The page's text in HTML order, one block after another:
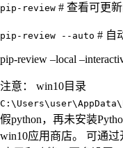
pip-review # 查看可更
pip-review --auto # 自
pip-review –local
注意： win10目录
假python，再未安装
win10应用商店。 可通过